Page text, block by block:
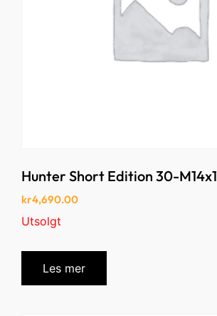
Hunter Short Edition 30-M14x1
kr4,690.00
Utsolgt
Les mer